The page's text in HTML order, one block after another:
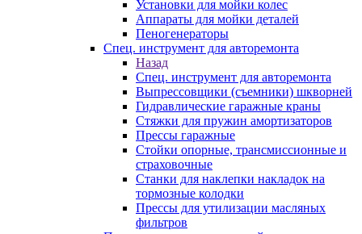
Установки для мойки колес
Аппараты для мойки деталей
Пеногенераторы
Спец. инструмент для авторемонта
Назад
Спец. инструмент для авторемонта
Выпрессовщики (съемники) шкворней
Гидравлические гаражные краны
Стяжки для пружин амортизаторов
Прессы гаражные
Стойки опорные, трансмиссионные и
страховочные
Станки для наклепки накладок на
тормозные колодки
Прессы для утилизации масляных
фильтров